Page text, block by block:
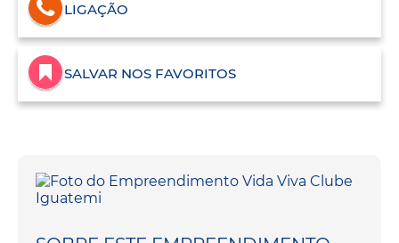
LIGAÇÃO
SALVAR NOS FAVORITOS